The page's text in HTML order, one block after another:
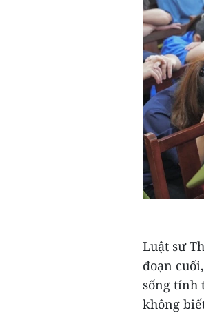
Luật sư
đoạn
sống tính
không